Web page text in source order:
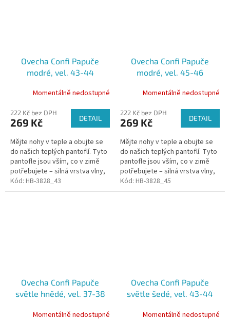
Ovecha Confi Papuče
modré, vel. 43-44
Momentálně nedostupné
222 Kč bez DPH
269 Kč DETAIL
Mějte nohy v teple a obujte se
do našich teplých pantoflí. Tyto
pantofle jsou vším, co v zimě
potřebujete – silná vrstva vlny,
která izoluje chlad od spodní
části. Pantofle jsou...
Kód: HB-3828_43
Ovecha Confi Papuče
modré, vel. 45-46
Momentálně nedostupné
222 Kč bez DPH
269 Kč DETAIL
Mějte nohy v teple a obujte se
do našich teplých pantoflí. Tyto
pantofle jsou vším, co v zimě
potřebujete – silná vrstva vlny,
která izoluje chlad od spodní
části. Pantofle jsou...
Kód: HB-3828_45
Ovecha Confi Papuče
světle hnědé, vel. 37-38
Momentálně nedostupné
Ovecha Confi Papuče
světle šedé, vel. 43-44
Momentálně nedostupné